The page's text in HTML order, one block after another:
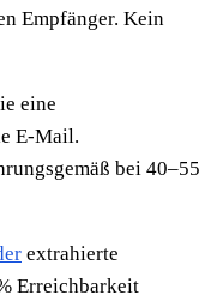
Empfänger. Kein
eine
E-Mail.
bei 40–55
extrahierte
Erreichbarkeit